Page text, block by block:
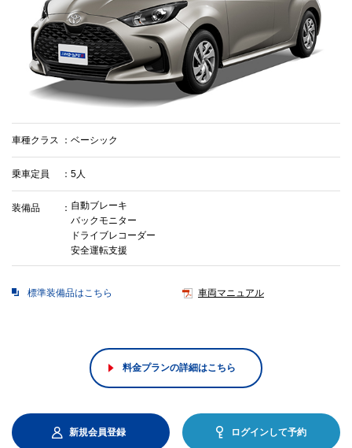
車種クラス ベーシック
乗車定員 5人
装備品
自動ブレーキ
バックモニター
ドライブレコーダー
安全運転支援
標準装備品はこちら 車両マニュアル
料金プランの詳細はこちら
新規会員登録 ログインして予約